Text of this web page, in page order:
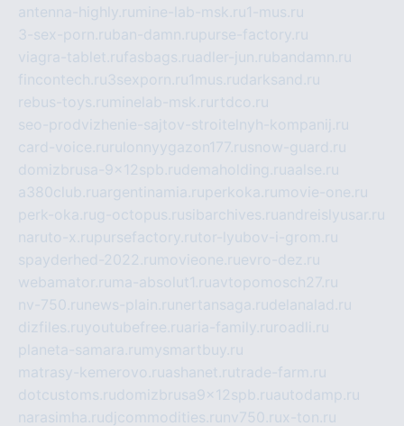
antenna-highly.ru mine-lab-msk.ru1-mus.ru
3-sex-porn.ruban-damn.rupurse-factory.ru
viagra-tablet.rufasbags.ruadler-jun.rubandamn.ru
fincontech.ru3sexporn.ru1mus.rudarksand.ru
rebus-toys.ru minelab-msk.ru rtdco.ru
seo-prodvizhenie-sajtov-stroitelnyh-kompanij.ru
card-voice.ru rulonnyygazon177.rusnow-guard.ru
domizbrusa-9x12spb.rudemaholding.ruaalse.ru
a380club.ruargentinamia.ruperkoka.ru movie-one.ru
perk-oka.rug-octopus.rusibarchives.ruandreislyusar.ru
naruto-x.rupursefactory.rutor-lyubov-i-grom.ru
spayderhed-2022.ru movieone.ruevro-dez.ru
webamator.ru ma-absolut1.ruavtopomosch27.ru
nv-750.ru news-plain.ru nertansaga.rudelanalad.ru
dizfiles.ruyoutubefree.ruaria-family.ru roadli.ru
planeta-samara.ru mysmartbuy.ru
matrasy-kemerovo.ruashanet.rutrade-farm.ru
dotcustoms.rudomizbrusa9x12spb.ruautodamp.ru
narasimha.rudjcommodities.ru nv750.rux-ton.ru